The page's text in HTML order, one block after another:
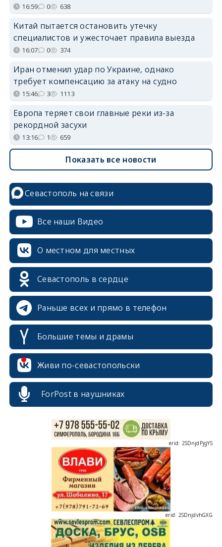
16:59 0 638
Китай пытается остановить утечку
специалистов и ужесточает правила выезда
16:07 0 374
Иран отменил удар по Украине, однако
требует компенсацию за атаку на судно
15:46 3 1113
Европа теряет свои главные реки из-за
рекордной засухи
13:16 1 659
Показать все новости
Севастополь на связи
Все наши Видео
О местном для местных
Севастополь в сердце
Раньше всех и прямо в телефон
Большие темы и драмы
Живи по-севастопольски
ForPost в наушниках
erid: 2SDnjcrDNw6
erid: 2SDnjdPjgYS
erid: 2SDnjdvhGXG